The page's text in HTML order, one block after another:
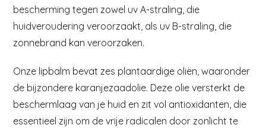
bescherming tegen zowel uv A-straling, die
huidveroudering veroorzaakt, als uv B-straling, die
zonnebrand kan veroorzaken.
Onze lipbalm bevat zes plantaardige oliën, waaronder
de bijzondere karanjezaadolie. Deze olie versterkt de
beschermlaag van je huid en zit vol antioxidanten, die
essentieel zijn om de vrije radicalen door zonlicht te